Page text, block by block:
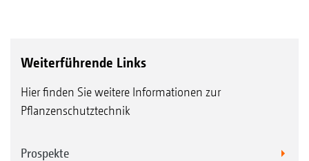
Weiterführende Links
Hier finden Sie weitere Informationen zur
Pflanzenschutztechnik
Prospekte